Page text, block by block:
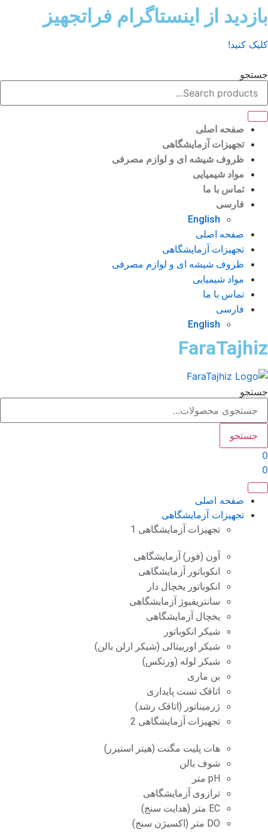
از اینستاگرام فراتجهیز
کنید!
صفحه اصلی
تجهیزات آزمایشگاهی
ظروف شیشه ای و لوازم مصرفی
مواد شیمیایی
تماس با ما
فارسی
English
صفحه اصلی
تجهیزات آزمایشگاهی
ظروف شیشه ای و لوازم مصرفی
مواد شیمیایی
تماس با ما
فارسی
English
جستجو
صفحه اصلی
تجهیزات آزمایشگاهی
تجهیزات آزمایشگاهی 1
آون (فور) آزمایشگاهی
انکوباتور آزمایشگاهی
انکوباتور یخچال دار
سانتریفیوژ آزمایشگاهی
یخچال آزمایشگاهی
شیکر انکوباتور
شیکر اوربیتالی (شیکر ارلن بالن)
شیکر لوله (ورتکس)
بن ماری
اتاقک تست پایداری
ژرمیناتور (اتاقک رشد)
تجهیزات آزمایشگاهی 2
هات پلیت مگنت (هیتر استیرر)
شوف بالن
pH متر
ترازوی آزمایشگاهی
EC متر (هدایت سنج)
DO متر (اکسیژن سنج)